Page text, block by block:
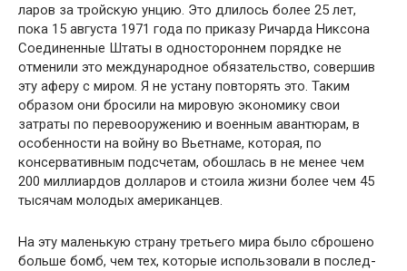
ларов за тройскую унцию. Это длилось более 25 лет,
пока 15 августа 1971 года по приказу Ричарда Никсона
Соеди­ненные Штаты в одностороннем порядке не
отменили это международное обязательство, совершив
эту аферу с ми­ром. Я не устану повторять это. Таким
образом они бро­сили на мировую экономику свои
затраты по перевоору­жению и военным авантюрам, в
особенности на войну во Вьетнаме, которая, по
консервативным подсчетам, обош­лась в не менее чем
200 миллиардов долларов и стоила жизни более чем 45
тысячам молодых американцев.
На эту маленькую страну третьего мира было сброше­но
больше бомб, чем тех, которые использовали в послед­